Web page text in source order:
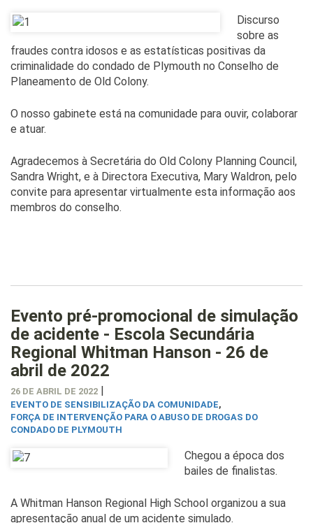
Discurso
sobre as
fraudes contra idosos e as estatísticas positivas da
criminalidade do condado de Plymouth no Conselho de
Planeamento de Old Colony.
O nosso gabinete está na comunidade para ouvir, colaborar
e atuar.
Agradecemos à Secretária do Old Colony Planning Council,
Sandra Wright, e à Directora Executiva, Mary Waldron, pelo
convite para apresentar virtualmente esta informação aos
membros do conselho.
Evento pré-promocional de simulação
de acidente - Escola Secundária
Regional Whitman Hanson - 26 de
abril de 2022
26 DE ABRIL DE 2022 |
EVENTO DE SENSIBILIZAÇÃO DA COMUNIDADE,
FORÇA DE INTERVENÇÃO PARA O ABUSO DE DROGAS DO
CONDADO DE PLYMOUTH
Chegou a época dos
bailes de finalistas.
A Whitman Hanson Regional High School organizou a sua
apresentação anual de um acidente simulado.